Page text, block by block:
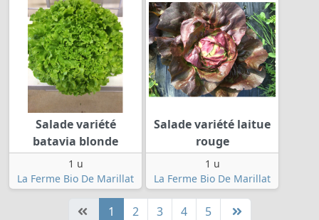
Salade variété
batavia blonde
1 u
La Ferme Bio De Marillat
Salade variété laitue
rouge
1 u
La Ferme Bio De Marillat
1 2 3 4
5